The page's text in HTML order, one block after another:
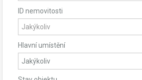
ID nemovitosti
Hlavní umístění